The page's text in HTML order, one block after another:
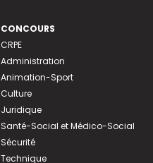
CONCOURS
CRPE
Administration
Animation-Sport
Culture
Juridique
Santé-Social et Médico-Social
Sécurité
Technique